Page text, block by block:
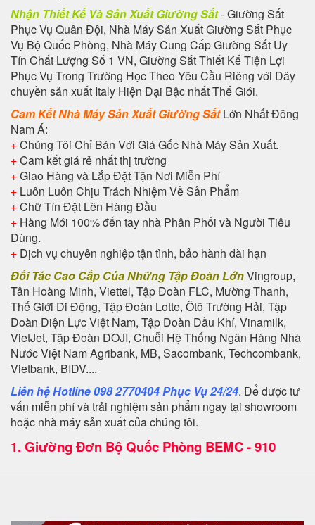
Nhận Thiết Kế Và Sản Xuất Giường Sắt- Giường Sắt
Phục Vụ Quân Đội, Nhà Máy Sản Xuất Giường Sắt Phục
Vụ Bộ Quốc Phòng, Nhà Máy Cung Cấp Giường Sắt Uy
Tín Chất Lượng Số 1 VN, Giường Sắt Thiết Kế Tiện Lợi
Phục Vụ Trong Trường Học Theo Yêu Cầu Riêng với Dây
chuyền sản xuất Italy Hiện Đại Bậc nhất Thế Giới.
Cam Kết Nhà Máy Sản Xuất Giường SắtLớn Nhất Đông
Nam Á:
+Chúng Tôi Chỉ Bán Với Giá Gốc Nhà Máy Sản Xuất.
+Cam kết giá rẻ nhất thị trường
+Giao Hàng và Lắp Đặt Tận Nơi Miễn Phí
+ Luôn Luôn Chịu Trách Nhiệm Về Sản Phẩm
+Chữ Tín Đặt Lên Hàng Đầu
+ Hàng Mới 100% đến tay nhà Phân Phối và Người Tiêu
Dùng.
+ Dịch vụ chuyên nghiệp tận tình, bảo hành dài hạn
Đối Tác Cao Cấp Của Những Tập Đoàn LớnVingroup,
Tân Hoàng Minh, Viettel, Tập Đoàn FLC, Mường Thanh,
Thế Giới Di Động, Tập Đoàn Lotte, Ôtô Trường Hải, Tập
Đoàn Điện Lực Việt Nam, Tập Đoàn Dầu Khí, Vinamilk,
VietJet, Tập Đoàn DOJI, Chuỗi Hệ Thống Ngân Hàng Nhà
Nước Việt Nam Agribank, MB, Sacombank, Techcombank,
Vietbank, BIDV....
Liên hệ Hotline 098 2770404 Phục Vụ 24/24. Để được tư
vấn miễn phí và trải nghiệm sản phẩm ngay tại showroom
hoặc nhà máy sản xuất của chúng tôi.
1. Giường Đơn Bộ Quốc Phòng BEMC - 910